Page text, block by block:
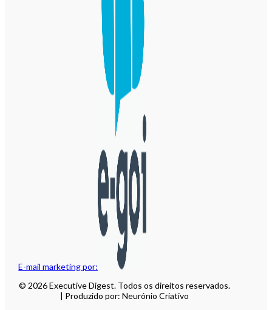
E-mail marketing por:
© 2026 Executive Digest. Todos os direitos reservados.
| Produzido por: Neurónio Criativo